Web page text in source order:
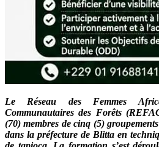
Le Réseau des Femmes
Communautaires des Forêts
(70) membres de cinq (5)
dans la préfecture de Blitta en